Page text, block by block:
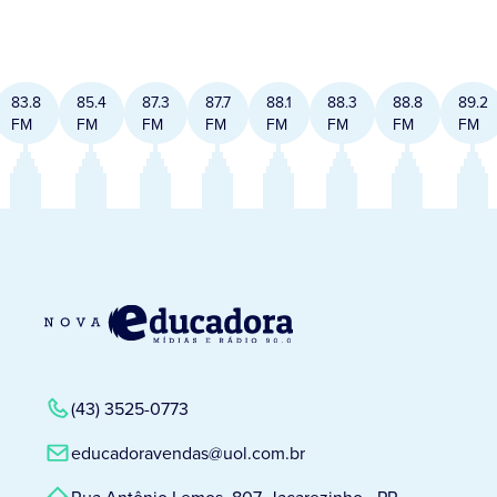
83.8
FM
85.4
FM
87.3
FM
87.7
FM
88.1
FM
88.3
FM
88.8
FM
89.2
FM
(43) 3525-0773
educadoravendas@uol.com.br